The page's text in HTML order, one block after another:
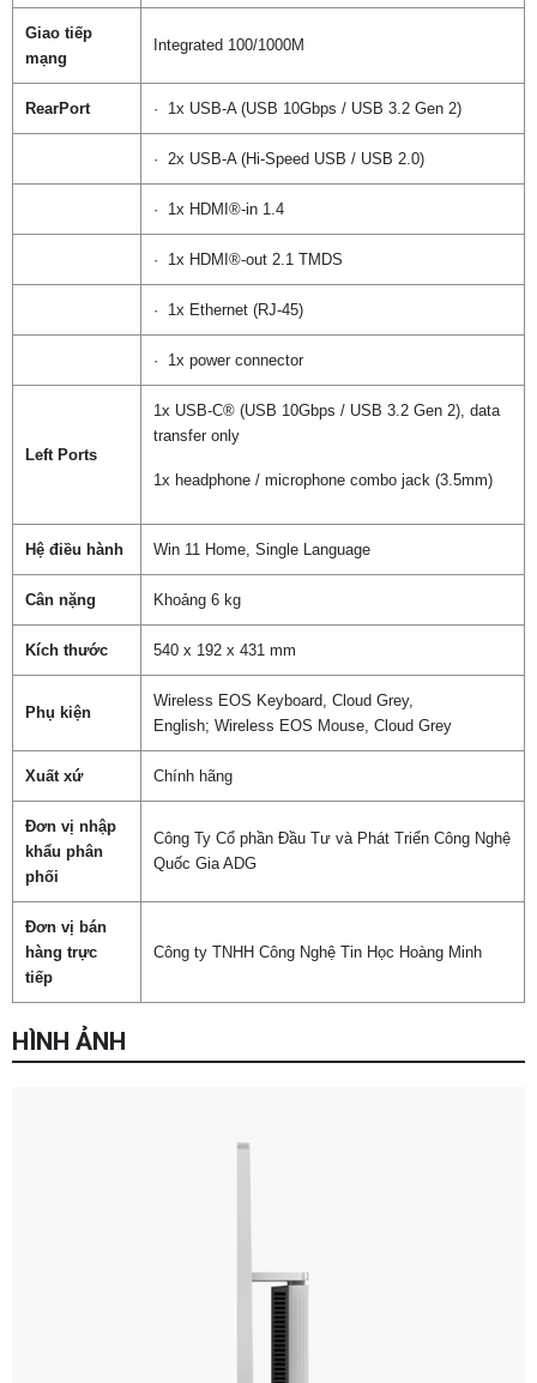
Giao tiếp
mạng
Integrated 100/1000M
RearPort · 1x USB-A (USB 10Gbps / USB 3.2 Gen 2)
· 2x USB-A (Hi-Speed USB / USB 2.0)
· 1x HDMI®-in 1.4
· 1x HDMI®-out 2.1 TMDS
· 1x Ethernet (RJ-45)
· 1x power connector
Left Ports
1x USB-C® (USB 10Gbps / USB 3.2 Gen 2), data
transfer only
1x headphone / microphone combo jack (3.5mm)
Hệ điều hành Win 11 Home, Single Language
Cân nặng Khoảng 6 kg
Kích thước 540 x 192 x 431 mm
Phụ kiện
Wireless EOS Keyboard, Cloud Grey,
English; Wireless EOS Mouse, Cloud Grey
Xuất xứ Chính hãng
Đơn vị nhập
khẩu phân
phối
Công Ty Cổ phần Đầu Tư và Phát Triển Công Nghệ
Quốc Gia ADG
Đơn vị bán
hàng trực
tiếp
Công ty TNHH Công Nghệ Tin Học Hoàng Minh
HÌNH ẢNH